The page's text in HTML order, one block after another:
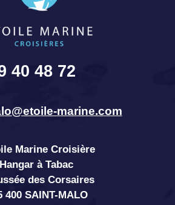
40 48 72
marine.com
Marine Croisière
Hangar à Tabac
des Corsaires
400 SAINT-MALO